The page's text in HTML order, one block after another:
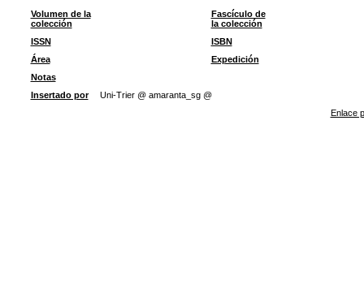
Volumen de la
colección
Fascículo de
la colección
ISSN
ISBN
Área
Expedición
Notas
Insertado por
Uni-Trier @ amaranta_sg @
Enlace